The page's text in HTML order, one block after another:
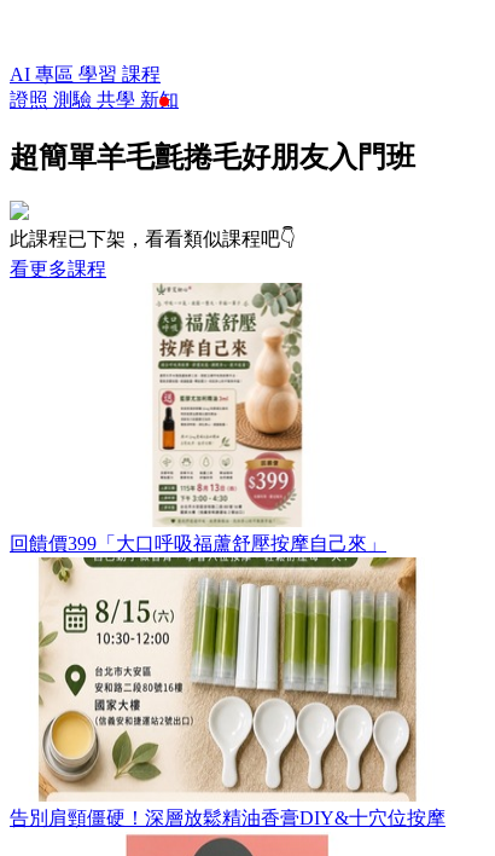
AI 專區 學習 課程
證照 測驗 共學 新知
超簡單羊毛氈捲毛好朋友入門班
此課程已下架，看看類似課程吧👇
看更多課程
回饋價399「大口呼吸福蘆舒壓按摩自己來」
告別肩頸僵硬！深層放鬆精油香膏DIY&十穴位按摩